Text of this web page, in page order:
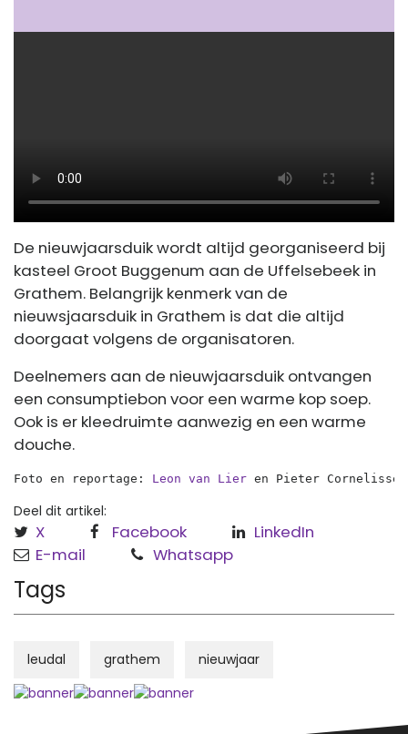
De nieuwjaarsduik wordt altijd georganiseerd bij
kasteel Groot Buggenum aan de Uffelsebeek in
Grathem. Belangrijk kenmerk van de
nieuwsjaarsduik in Grathem is dat die altijd
doorgaat volgens de organisatoren.
Deelnemers aan de nieuwjaarsduik ontvangen
een consumptiebon voor een warme kop soep.
Ook is er kleedruimte aanwezig en een warme
douche.
Foto en reportage: Leon van Lier en Pieter
Deel dit artikel:
X Facebook
LinkedIn
E-mail
Whatsapp
Tags
leudal grathem nieuwjaar